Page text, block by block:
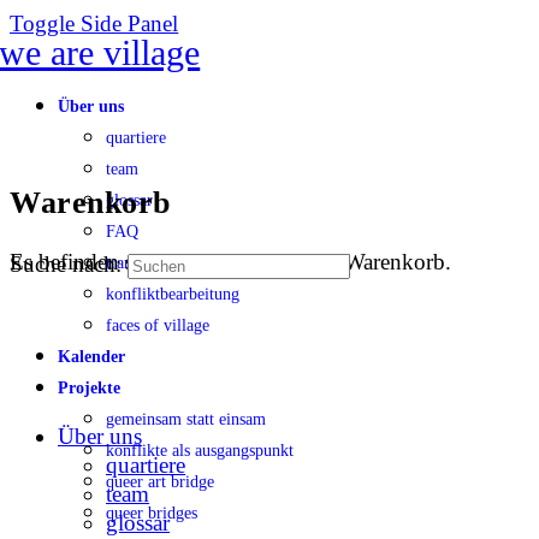
Toggle Side Panel
Über uns
quartiere
team
glossar
FAQ
transparenz
konfliktbearbeitung
faces of village
Kalender
Projekte
gemeinsam statt einsam
konflikte als ausgangspunkt
queer art bridge
queer bridges
Warenkorb
Es befinden sich keine Produkte im Warenkorb.
Suche nach:
Über uns
quartiere
team
glossar